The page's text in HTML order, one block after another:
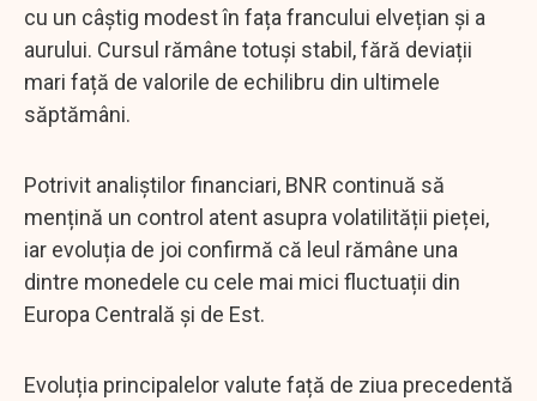
cu un câștig modest în fața francului elvețian și a
aurului. Cursul rămâne totuși stabil, fără deviații
mari față de valorile de echilibru din ultimele
săptămâni.
Potrivit analiștilor financiari, BNR continuă să
mențină un control atent asupra volatilității pieței,
iar evoluția de joi confirmă că leul rămâne una
dintre monedele cu cele mai mici fluctuații din
Europa Centrală și de Est.
Evoluția principalelor valute față de ziua precedentă